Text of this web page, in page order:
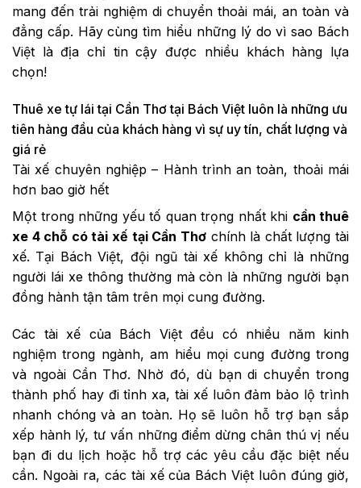
mang đến trải nghiệm di chuyển thoải mái, an toàn và
đẳng cấp. Hãy cùng tìm hiểu những lý do vì sao Bách
Việt là địa chỉ tin cậy được nhiều khách hàng lựa
chọn!
Thuê xe tự lái tại Cần Thơ tại Bách Việt luôn là những ưu
tiên hàng đầu của khách hàng vì sự uy tín, chất lượng và
giá rẻ
Tài xế chuyên nghiệp – Hành trình an toàn, thoải mái
hơn bao giờ hết
Một trong những yếu tố quan trọng nhất khi cần thuê
xe 4 chỗ có tài xế tại Cần Thơchính là chất lượng tài
xế. Tại Bách Việt, đội ngũ tài xế không chỉ là những
người lái xe thông thường mà còn là những người bạn
đồng hành tận tâm trên mọi cung đường.
Các tài xế của Bách Việt đều có nhiều năm kinh
nghiệm trong ngành, am hiểu mọi cung đường trong
và ngoài Cần Thơ. Nhờ đó, dù bạn di chuyển trong
thành phố hay đi tỉnh xa, tài xế luôn đảm bảo lộ trình
nhanh chóng và an toàn. Họ sẽ luôn hỗ trợ bạn sắp
xếp hành lý, tư vấn những điểm dừng chân thú vị nếu
bạn đi du lịch hoặc hỗ trợ các yêu cầu đặc biệt nếu
cần. Ngoài ra, các tài xế của Bách Việt luôn đúng giờ,